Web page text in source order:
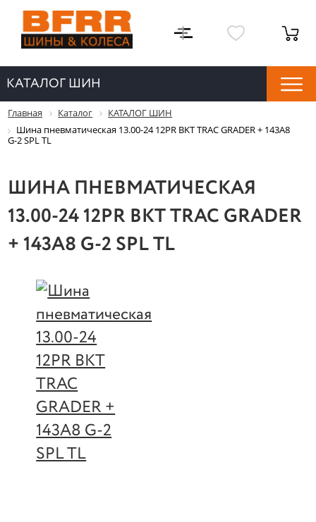
КАТАЛОГ ШИН
Главная Каталог
КАТАЛОГ ШИН
Шина пневматическая 13.00-24 12PR BKT TRAC GRADER + 143A8
G-2 SPL TL
ШИНА ПНЕВМАТИЧЕСКАЯ
13.00-24 12PR BKT TRAC GRADER
+ 143A8 G-2 SPL TL